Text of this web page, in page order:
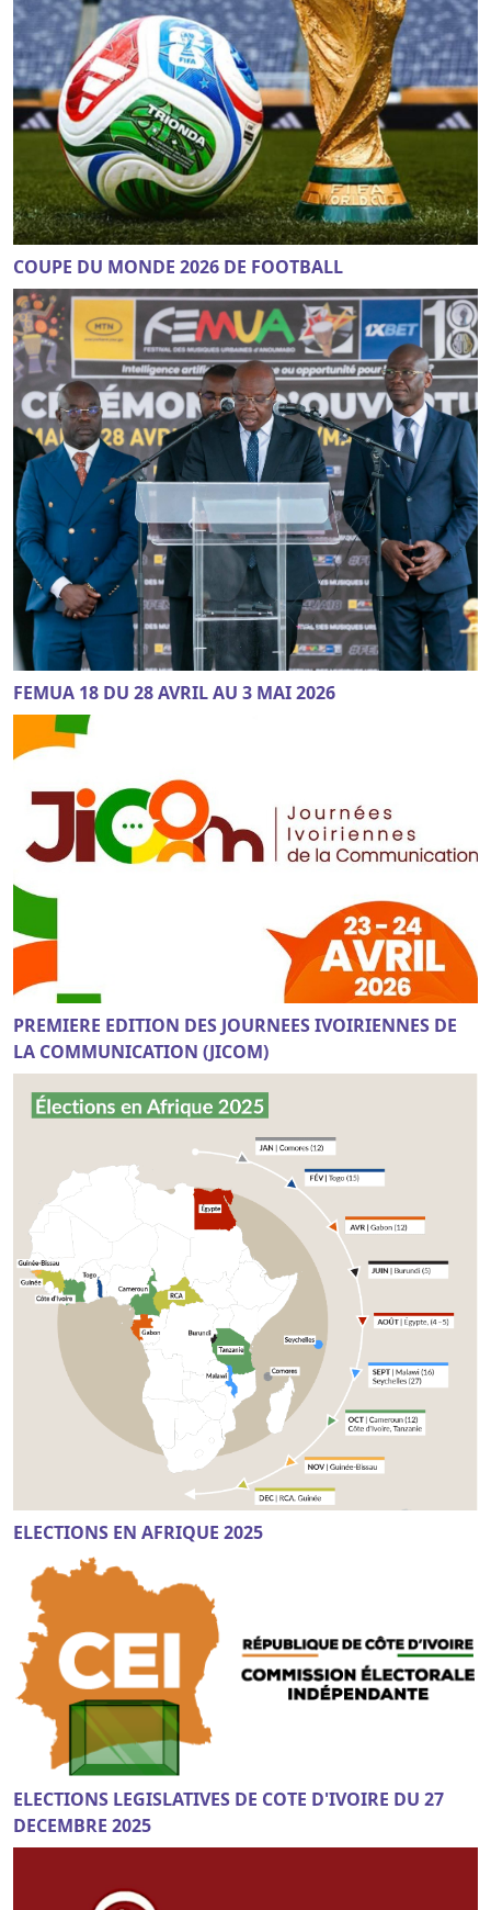
COUPE DU MONDE 2026 DE FOOTBALL
FEMUA 18 DU 28 AVRIL AU 3 MAI 2026
PREMIERE EDITION DES JOURNEES IVOIRIENNES DE
LA COMMUNICATION (JICOM)
ELECTIONS EN AFRIQUE 2025
ELECTIONS LEGISLATIVES DE COTE D'IVOIRE DU 27
DECEMBRE 2025